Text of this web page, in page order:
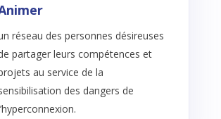
réseau des personnes désireuses
partager leurs compétences et
au service de la
des dangers de